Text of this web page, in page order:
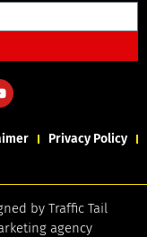
Privacy Policy
by Traffic Tail
agency